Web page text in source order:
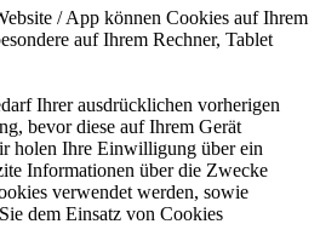
/ App können Cookies auf Ihrem
auf Ihrem Rechner, Tablet
Ihrer ausdrücklichen vorherigen
bevor diese auf Ihrem Gerät
holen Ihre Einwilligung über ein
Informationen über die Zwecke
verwendet werden, sowie
dem Einsatz von Cookies